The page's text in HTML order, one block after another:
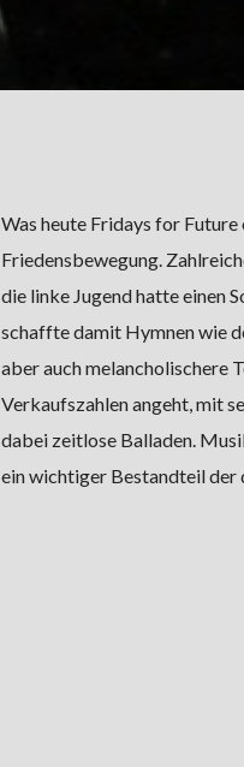
Was heute Fridays for
Friedensbewegung.
die linke Jugend hatte einen
schaffte damit Hymnen wie
aber auch melancholischere
Verkaufszahlen angeht, mit
dabei zeitlose Balladen.
ein wichtiger Bestandteil der